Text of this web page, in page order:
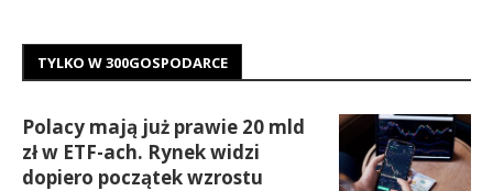
TYLKO W 300GOSPODARCE
Polacy mają już prawie 20 mld
zł w ETF-ach. Rynek widzi
dopiero początek wzrostu